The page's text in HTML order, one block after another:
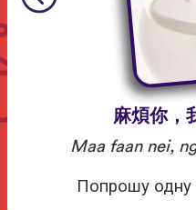
麻煩你，
Maa faan nei,
Попрошу одну